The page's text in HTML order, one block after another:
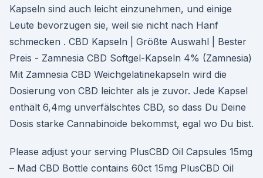
Kapseln sind auch leicht einzunehmen, und einige
Leute bevorzugen sie, weil sie nicht nach Hanf
schmecken . CBD Kapseln | Größte Auswahl | Bester
Preis - Zamnesia CBD Softgel-Kapseln 4% (Zamnesia)
Mit Zamnesia CBD Weichgelatinekapseln wird die
Dosierung von CBD leichter als je zuvor. Jede Kapsel
enthält 6,4mg unverfälschtes CBD, so dass Du Deine
Dosis starke Cannabinoide bekommst, egal wo Du bist.
Please adjust your serving PlusCBD Oil Capsules 15mg
– Mad CBD Bottle contains 60ct 15mg PlusCBD Oil